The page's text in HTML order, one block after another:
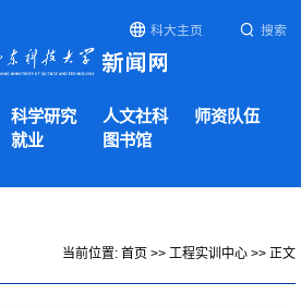
科大主页 搜索
科学研究 人文社科
师资队伍
就业 图书馆
当前位置: 首页 >> 工程实训中心 >> 正文